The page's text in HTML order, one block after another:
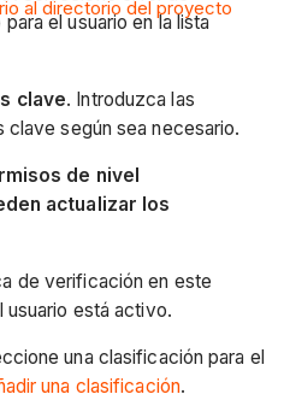
el usuario en la lista
clave. Introduzca las
clave según sea necesario.
de nivel
actualizar los
de verificación en este
usuario está activo.
una clasificación para el
una clasificación.
al directorio del proyecto